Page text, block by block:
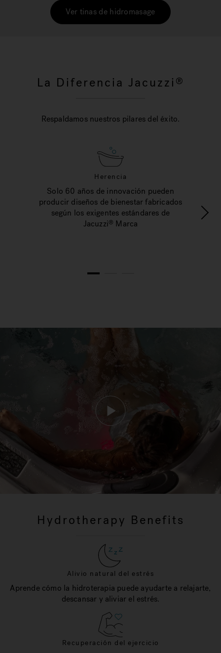
Ver tinas de hidromasage
La Diferencia Jacuzzi ®
Respaldamos nuestros pilares del éxito.
Herencia
Solo 60 años de innovación pueden
producir diseños de bienestar fabricados
según los exigentes estándares de
Jacuzzi® Marca
1
Hydrotherapy Benefits
Alivio natural del estrés
Aprende cómo la hidroterapia puede ayudarte a relajarte,
descansar y aliviar el estrés.
Recuperación del ejercicio